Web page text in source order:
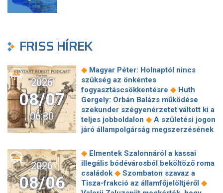
FRISS HÍREK
2026
08/07
06:30
◆ Magyar Péter: Holnaptól nincs
szükség az önkéntes
fogyasztáscsökkentésre ◆ Huth
Gergely: Orbán Balázs működése
szekunder szégyenérzetet váltott ki a
teljes jobboldalon ◆ A születési jogon
járó állampolgárság megszerzésének
Donald Trump
◆ „Kevésen múlt a
katasztrófa” – szintet léphetett az
orosz hibrid hadviselés ◆
Ákos: Vagyonkezelés közérdekből: mi
jön a kekvák után? ◆ Térképen, ahogy
2026
08/06
◆ Elmentek Szalonnáról a kassai
illegális bódévárosból beköltöző roma
családok ◆ Szombaton szavaz a
Tisza-frakció az államfőjelöltjéről ◆